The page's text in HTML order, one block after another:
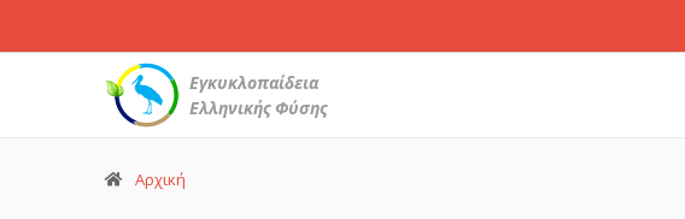
Εγκυκλοπαίδεια
Ελληνικής Φύσης
Αρχική